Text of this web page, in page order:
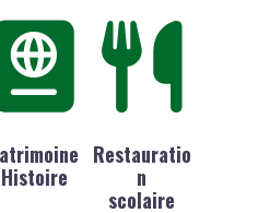
Histoire
Restauratio
n
scolaire